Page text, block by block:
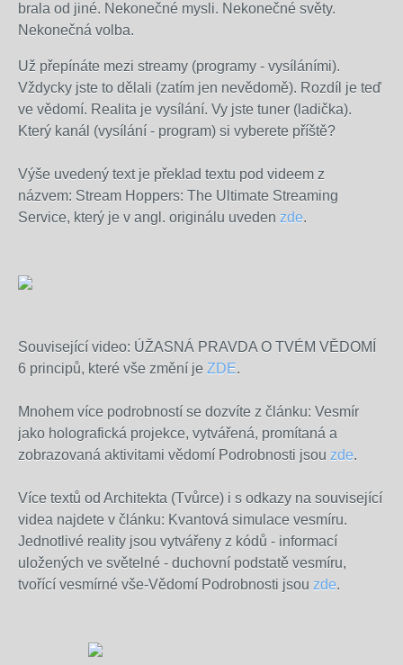
brala od jiné. Nekonečné mysli. Nekonečné světy.
Nekonečná volba.
Už přepínáte mezi streamy (programy - vysíláními).
Vždycky jste to dělali (zatím jen nevědomě). Rozdíl je teď
ve vědomí. Realita je vysílání. Vy jste tuner (ladička).
Který kanál (vysílání - program) si vyberete příště?
Výše uvedený text je překlad textu pod videem z
názvem: Stream Hoppers: The Ultimate Streaming
Service, který je v angl. originálu uveden zde.
Související video: ÚŽASNÁ PRAVDA O TVÉM VĚDOMÍ
6 principů, které vše změní je ZDE.
Mnohem více podrobností se dozvíte z článku: Vesmír
jako holografická projekce, vytvářená, promítaná a
zobrazovaná aktivitami vědomí Podrobnosti jsou zde.
Více textů od Architekta (Tvůrce) i s odkazy na související
videa najdete v článku: Kvantová simulace vesmíru.
Jednotlivé reality jsou vytvářeny z kódů - informací
uložených ve světelné - duchovní podstatě vesmíru,
tvořící vesmírné vše-Vědomí Podrobnosti jsou zde.